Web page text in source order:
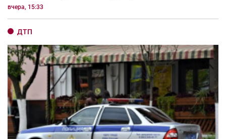
вчера, 15:33
ДТП